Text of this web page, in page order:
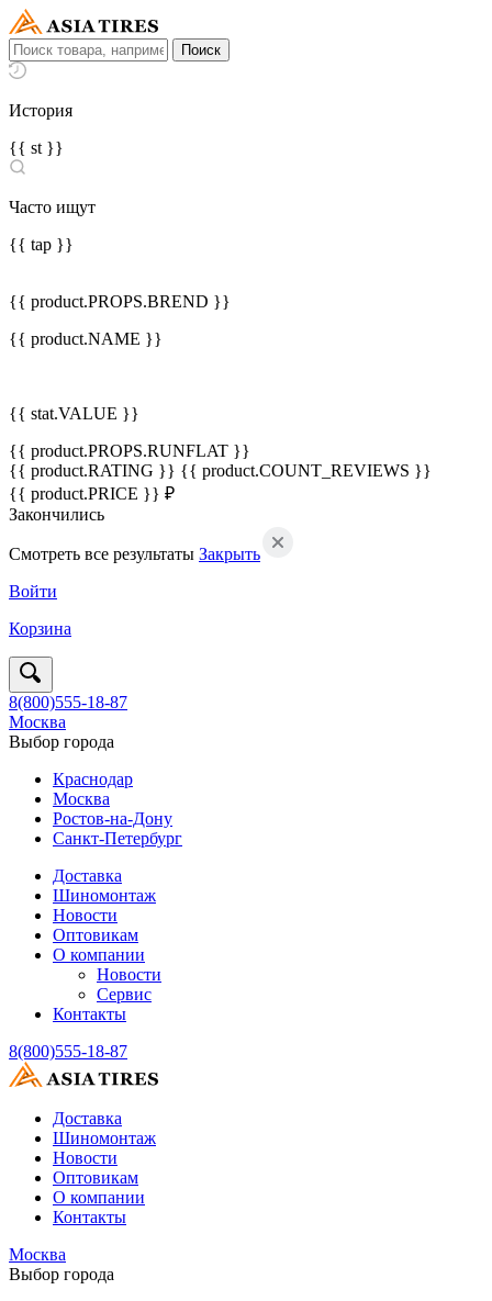
История
{{ st }}
Часто ищут
{{ tap }}
{{ product.PROPS.BREND }}
{{ product.NAME }}
{{ stat.VALUE }}
{{ product.PROPS.RUNFLAT }}
{{ product.RATING }} {{ product.COUNT_REVIEWS }}
{{ product.PRICE }} ₽
Закончились
Смотреть все результаты Закрыть
Войти
Корзина
8(800)555-18-87
Москва
Выбор города
Краснодар
Москва
Ростов-на-Дону
Санкт-Петербург
Доставка
Шиномонтаж
Новости
Оптовикам
О компании
Новости
Сервис
Контакты
8(800)555-18-87
Доставка
Шиномонтаж
Новости
Оптовикам
О компании
Контакты
Москва
Выбор города